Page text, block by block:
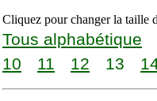
Cliquez pour changer la taille
Tous alphabétique
10
11 12 13